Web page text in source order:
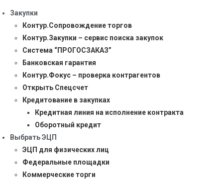
Закупки
Контур.Сопровождение торгов
Контур.Закупки – сервис поиска закупок
Система “ПРОГОСЗАКАЗ”
Банковская гарантия
Контур.Фокус – проверка контрагентов
Открыть Спецсчет
Кредитование в закупках
Кредитная линия на исполнение контракта
Оборотный кредит
Выбрать ЭЦП
ЭЦП для физических лиц
Федеральные площадки
Коммерческие торги